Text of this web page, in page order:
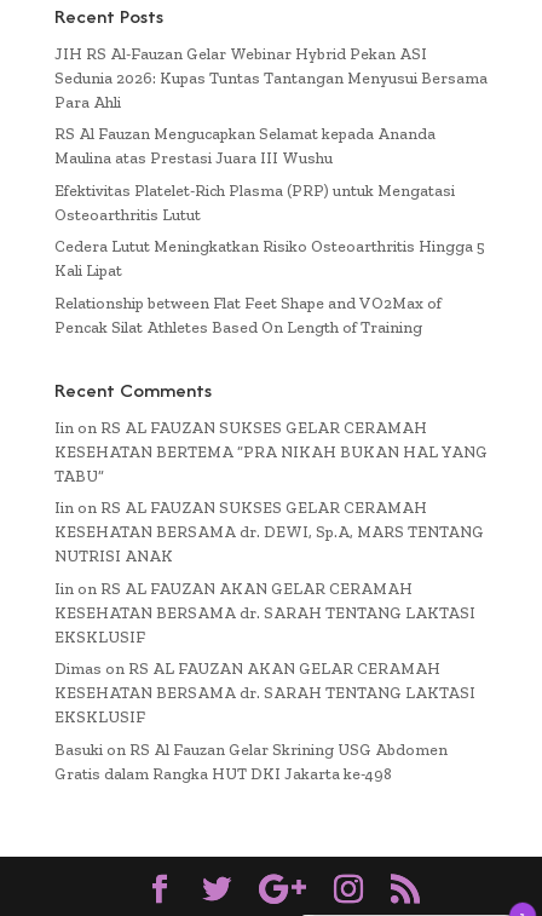
Recent Posts
JIH RS Al-Fauzan Gelar Webinar Hybrid Pekan ASI
Sedunia 2026: Kupas Tuntas Tantangan Menyusui Bersama
Para Ahli
RS Al Fauzan Mengucapkan Selamat kepada Ananda
Maulina atas Prestasi Juara III Wushu
Efektivitas Platelet-Rich Plasma (PRP) untuk Mengatasi
Osteoarthritis Lutut
Cedera Lutut Meningkatkan Risiko Osteoarthritis Hingga 5
Kali Lipat
Relationship between Flat Feet Shape and VO2Max of
Pencak Silat Athletes Based On Length of Training
Recent Comments
Iin on RS AL FAUZAN SUKSES GELAR CERAMAH
KESEHATAN BERTEMA “PRA NIKAH BUKAN HAL YANG
TABU”
Iinon RS AL FAUZAN SUKSES GELAR CERAMAH
KESEHATAN BERSAMA dr. DEWI, Sp.A, MARS TENTANG
NUTRISI ANAK
Iin on RS AL FAUZAN AKAN GELAR CERAMAH
KESEHATAN BERSAMA dr. SARAH TENTANG LAKTASI
EKSKLUSIF
Dimas on RS AL FAUZAN AKAN GELAR CERAMAH
KESEHATAN BERSAMA dr. SARAH TENTANG LAKTASI
EKSKLUSIF
Basuki on RS Al Fauzan Gelar Skrining USG Abdomen
Gratis dalam Rangka HUT DKI Jakarta ke-498